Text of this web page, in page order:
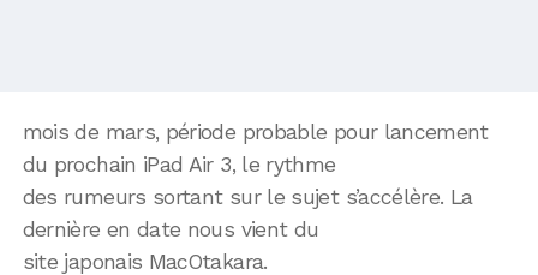
mois de mars, période probable pour lancement
du prochain iPad Air 3, le rythme
des rumeurs sortant sur le sujet s’accélère. La
dernière en date nous vient du
site japonais MacOtakara.